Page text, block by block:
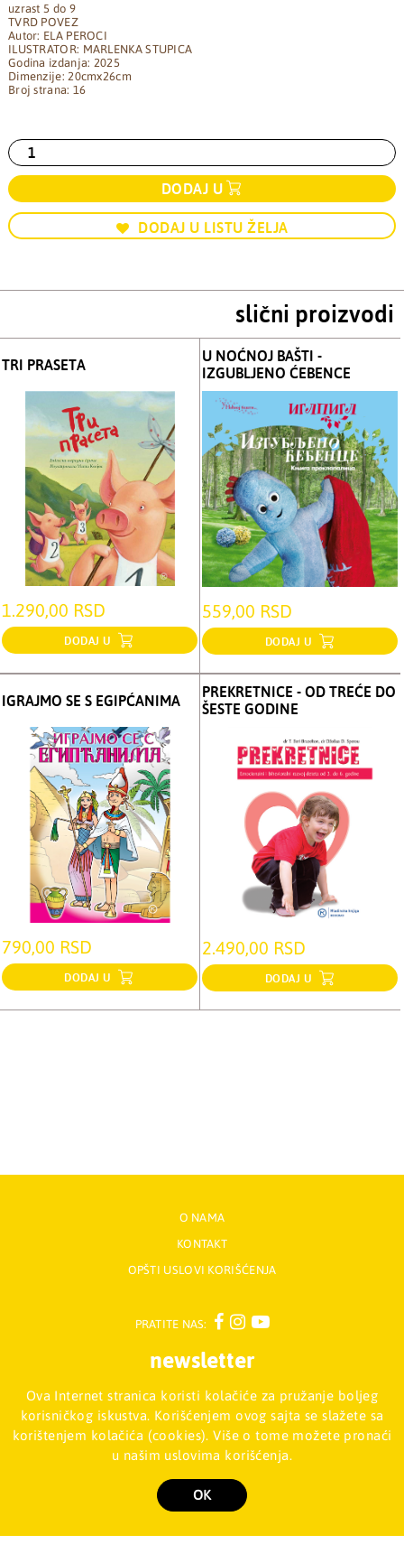
Ova Internet stranica koristi kolačiće za pružanje boljeg
korisničkog iskustva. Korišćenjem ovog sajta se slažete sa
korištenjem kolačića (cookies). Više o tome možete pronaći
u našim uslovima korišćenja.
OK
uzrast 5 do 9
TVRD POVEZ
Autor: ELA PEROCI
ILUSTRATOR: MARLENKA STUPICA
Godina izdanja: 2025
Dimenzije: 20cmx26cm
Broj strana: 16
DODAJ U
DODAJ U LISTU ŽELJA
slični proizvodi
TRI PRASETA
1.290,00 RSD
DODAJ U
U NOĆNOJ BAŠTI -
IZGUBLJENO ĆEBENCE
559,00 RSD
DODAJ U
IGRAJMO SE S EGIPĆANIMA
790,00 RSD
DODAJ U
PREKRETNICE - OD TREĆE DO
ŠESTE GODINE
2.490,00 RSD
DODAJ U
O NAMA
KONTAKT
OPŠTI USLOVI KORIŠĆENJA
PRATITE NAS:
newsletter
Prijavite se na naš Newsletter
Mladinska knjiga d.o.o., Palmira Toljatija 5 - Stari Merkator, 11070
NOVI BEOGRAD, Srbija011/2257-008
Copyright 2026 Mladinska knjiga d.o.o., Sva prava su zadržana. Powered by